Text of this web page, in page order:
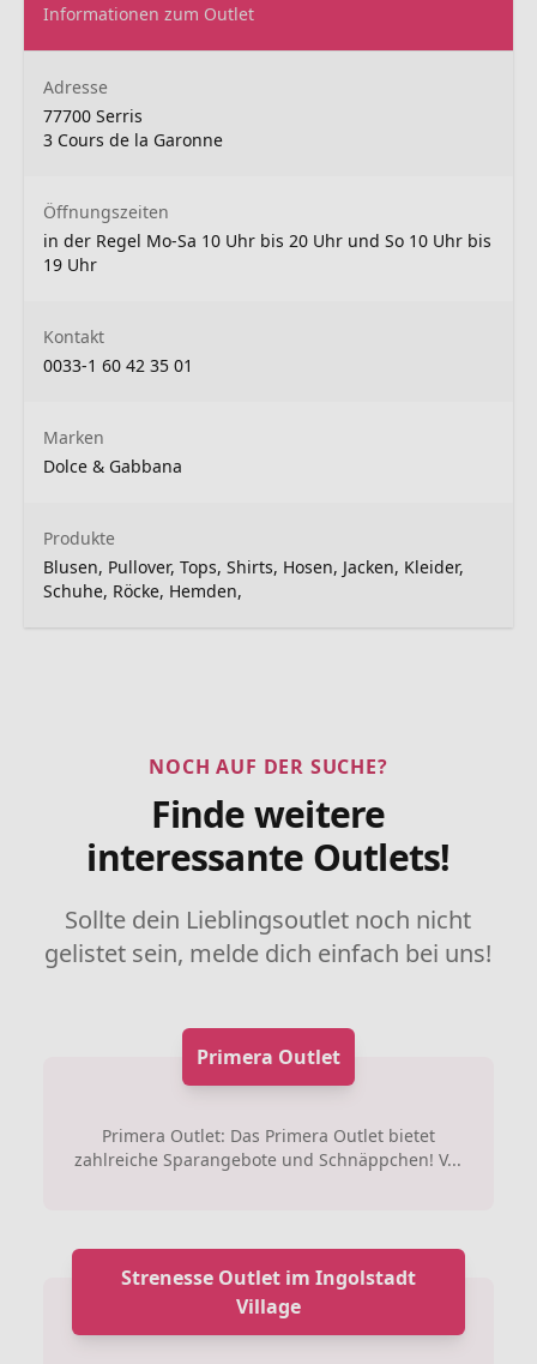
Informationen zum Outlet
Adresse
77700 Serris
3 Cours de la Garonne
Öffnungszeiten
in der Regel Mo-Sa 10 Uhr bis 20 Uhr und So 10 Uhr bis
19 Uhr
Kontakt
0033-1 60 42 35 01
Marken
Dolce & Gabbana
Produkte
Blusen, Pullover, Tops, Shirts, Hosen, Jacken, Kleider,
Schuhe, Röcke, Hemden,
NOCH AUF DER SUCHE?
Finde weitere
interessante Outlets!
Sollte dein Lieblingsoutlet noch nicht
gelistet sein, melde dich einfach bei uns!
Primera Outlet
Primera Outlet: Das Primera Outlet bietet
zahlreiche Sparangebote und Schnäppchen! V...
Strenesse Outlet im Ingolstadt
Village